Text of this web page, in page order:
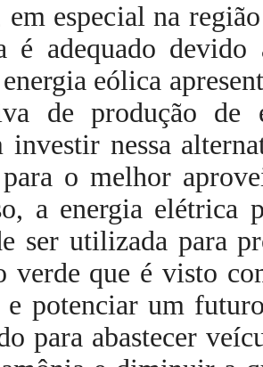
especial na
é adequado
eólica
de produção de
investir nessa
para o melhor
a energia elétrica
ser utilizada para
verde que é visto
e potenciarum futuro
para abastecer